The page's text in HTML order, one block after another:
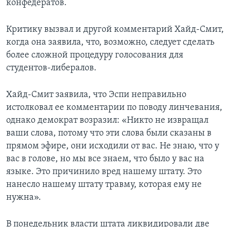
конфедератов.
Критику вызвал и другой комментарий Хайд-Смит,
когда она заявила, что, возможно, следует сделать
более сложной процедуру голосования для
студентов-либералов.
Хайд-Смит заявила, что Эспи неправильно
истолковал ее комментарии по поводу линчевания,
однако демократ возразил: «Никто не извращал
ваши слова, потому что эти слова были сказаны в
прямом эфире, они исходили от вас. Не знаю, что у
вас в голове, но мы все знаем, что было у вас на
языке. Это причинило вред нашему штату. Это
нанесло нашему штату травму, которая ему не
нужна».
В понедельник власти штата ликвидировали две